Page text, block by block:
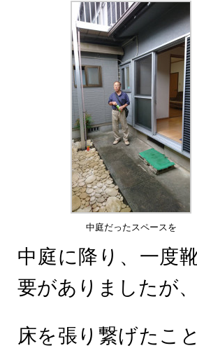
中庭だったスペースを
中庭に降り、一度
要がありましたが、
床を張り繋げたこ